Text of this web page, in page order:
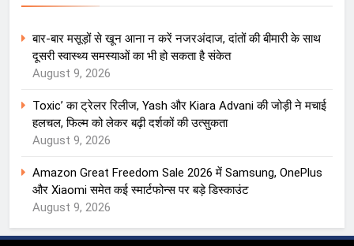
बार-बार मसूड़ों से खून आना न करें नजरअंदाज, दांतों की बीमारी के साथ
दूसरी स्वास्थ्य समस्याओं का भी हो सकता है संकेत
August 9, 2026
Toxic’ का ट्रेलर रिलीज, Yash और Kiara Advani की जोड़ी ने मचाई
हलचल, फिल्म को लेकर बढ़ी दर्शकों की उत्सुकता
August 9, 2026
Amazon Great Freedom Sale 2026 में Samsung, OnePlus
और Xiaomi समेत कई स्मार्टफोन्स पर बड़े डिस्काउंट
August 9, 2026